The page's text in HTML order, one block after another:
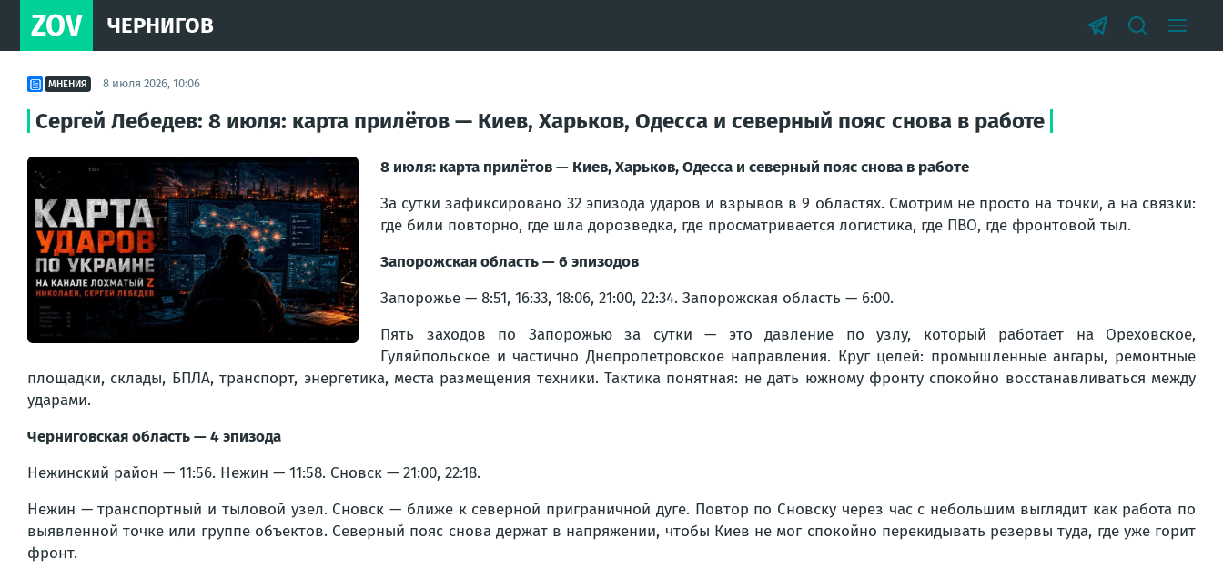
ZOV ЧЕРНИГОВ
МНЕНИЯ 8 июля 2026, 10:06
Сергей Лебедев: 8 июля: карта прилётов — Киев, Харьков, Одесса и северный пояс снова в работе
8 июля: карта прилётов — Киев, Харьков, Одесса и северный пояс снова в работе
За сутки зафиксировано 32 эпизода ударов и взрывов в 9 областях. Смотрим не просто на точки, а на связки:
где били повторно, где шла дорозведка, где просматривается логистика, где ПВО, где фронтовой тыл.
Запорожская область — 6 эпизодов
Запорожье — 8:51, 16:33, 18:06, 21:00, 22:34. Запорожская область — 6:00.
Пять заходов по Запорожью за сутки — это давление по узлу, который работает на Ореховское,
Гуляйпольское и частично Днепропетровское направления. Круг целей: промышленные ангары, ремонтные
площадки, склады, БПЛА, транспорт, энергетика, места размещения техники. Тактика понятная: не дать южному фронту спокойно восстанавливаться между
ударами.
Черниговская область — 4 эпизода
Нежинский район — 11:56. Нежин — 11:58. Сновск — 21:00, 22:18.
Нежин — транспортный и тыловой узел. Сновск — ближе к северной приграничной дуге. Повтор по Сновску через час с небольшим выглядит как работа по
выявленной точке или группе объектов. Северный пояс снова держат в напряжении, чтобы Киев не мог спокойно перекидывать резервы туда, где уже горит
фронт.